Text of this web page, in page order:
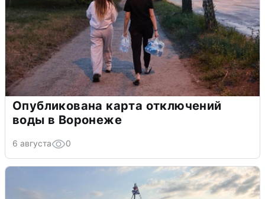
Опубликована карта отключений
воды в Воронеже
6 августа 0